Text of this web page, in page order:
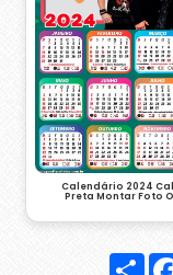
Calendário 2024
Preta Montar Foto